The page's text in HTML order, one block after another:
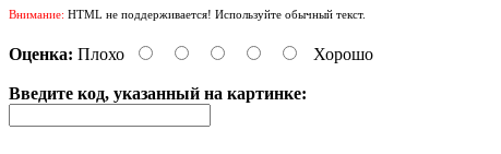
Внимание: HTML не поддерживается! Используйте обычный текст.
Оценка: Плохо Хорошо
Введите код, указанный на картинке: